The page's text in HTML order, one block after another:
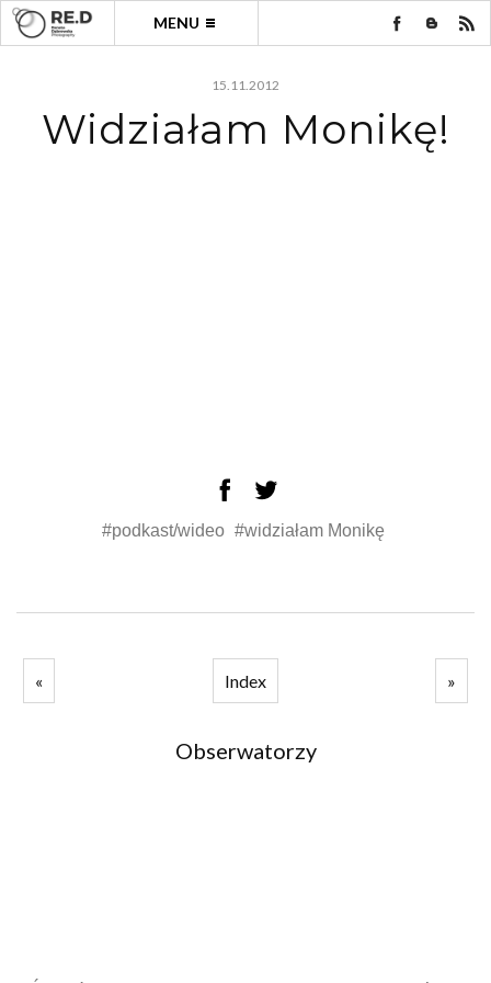
MENU
15.11.2012
Widziałam Monikę!
#podkast/wideo #widziałam Monikę
« Index »
Obserwatorzy